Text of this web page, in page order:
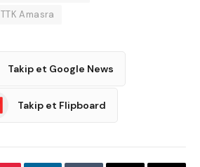
TTK Amasra
Takip et Google News
Takip et Flipboard